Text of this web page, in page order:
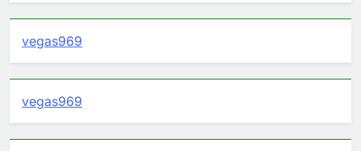
vegas969
vegas969